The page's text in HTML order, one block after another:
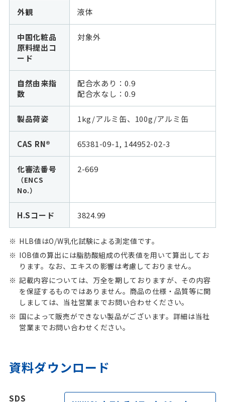
外観 液体
中国化粧品
原料提出コ
ード
対象外
自然由来指
数
配合水あり：0.9
配合水なし：0.9
製品荷姿 1kg/アルミ缶、100g/アルミ缶
CAS RN® 65381-09-1, 144952-02-3
化審法番号
（ENCS
No.）
2-669
H.Sコード 3824.99
HLB値はO/W乳化試験による測定値です。
IOB値の算出には脂肪酸組成の代表値を用いて算出してお
ります。なお、エキスの影響は考慮しておりません。
記載内容については、万全を期しておりますが、その内容
を保証するものではありません。商品の仕様・品質等に関
しましては、当社営業までお問い合わせください。
国によって販売ができない製品がございます。詳細は当社
営業までお問い合わせください。
資料ダウンロード
SDS